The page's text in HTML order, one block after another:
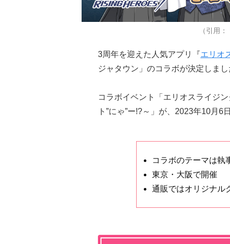
（引用
3周年を迎えた人気アプリ『エリオ
ジャタウン」のコラボが決定しまし
コラボイベント「エリオスライジ
ト”にゃ”ー!?～」が、2023年10月
コラボのテーマは執
東京・大阪で開催
通販ではオリジナル